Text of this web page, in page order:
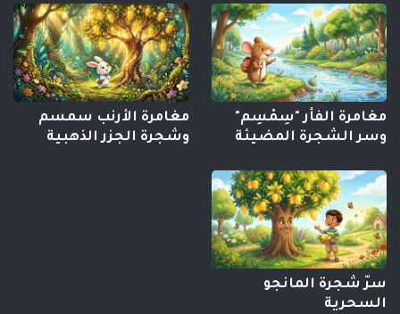
مغامرة الفأر "سِمْسِم"
وسر الشجرة المضيئة
مغامرة الأرنب سمسم
وشجرة الجزر الذهبية
سرّ شجرة المانجو
السحرية